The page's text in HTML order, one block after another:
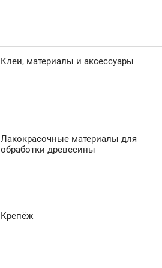
Клеи, материалы и аксессуары
Лакокрасочные материалы для
обработки древесины
Крепёж